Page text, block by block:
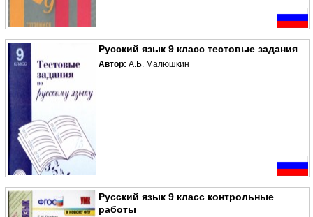
Русский язык 9 класс тестовые задания
Автор: А.Б. Малюшкин
Русский язык 9 класс контрольные
работы